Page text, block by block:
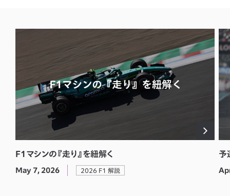
F1マシンの『走り』を紐解く
May 7, 2026 2026 F1 解説
予